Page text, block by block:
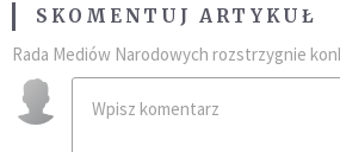
SKOMENTUJ ARTYKUŁ
Rada Mediów Narodowych rozstrzygnie